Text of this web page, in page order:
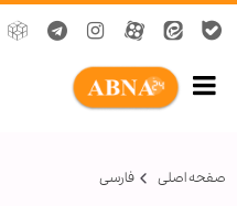
صفحه اصلی فارسی